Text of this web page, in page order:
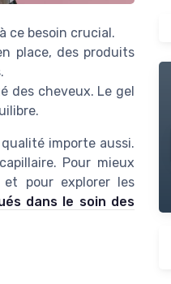
ce besoin crucial.
place, des produits
des cheveux. Le gel
importe aussi.
Pour mieux
pour explorer les
dans le soin des